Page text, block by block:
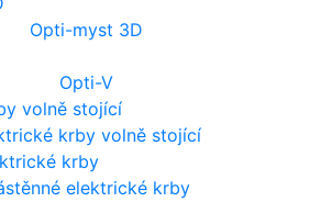
Opti-myst 3D
Opti-V
krby volně stojící
elektrické krby